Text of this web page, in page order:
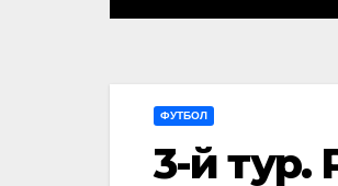
ФУТБОЛ
3-й тур.